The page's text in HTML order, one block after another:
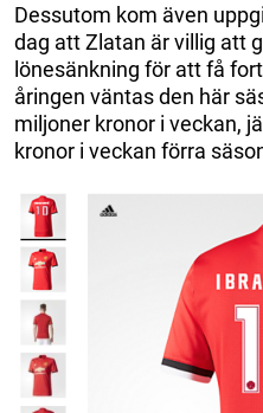
Dessutom kom även
dag att Zlatan är villig att
lönesänkning för att få
åringen väntas den här
miljoner kronor i veckan,
kronor i veckan förra